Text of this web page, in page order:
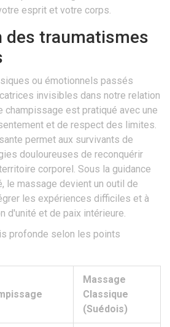
esprit et votre corps.
des traumatismes
ou émotionnels passés
invisibles dans notre relation
champissage est pratiqué avec une
et de respect des limites.
permet aux survivants de
douloureuses de reconquérir
corporel. Sous la guidance
le massage devient un outil de
les expériences difficiles et à
d'unité et de paix intérieure.
profonde selon les points
Massage
Classique
(Suédois)